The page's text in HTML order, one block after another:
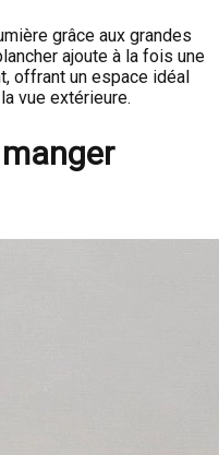
grâce aux grandes
ajoute à la fois une
offrant un espace idéal
vue extérieure.